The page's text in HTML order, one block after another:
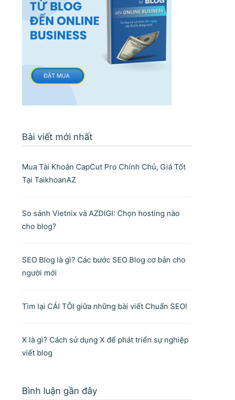
Bài viết mới nhất
Mua Tài Khoản CapCut Pro Chính Chủ, Giá Tốt
Tại TaikhoanAZ
So sánh Vietnix và AZDIGI: Chọn hosting nào
cho blog?
SEO Blog là gì? Các bước SEO Blog cơ bản cho
người mới
Tìm lại CÁI TÔI giữa những bài viết Chuẩn SEO!
X là gì? Cách sử dụng X để phát triển sự nghiệp
viết blog
Bình luận gần đây